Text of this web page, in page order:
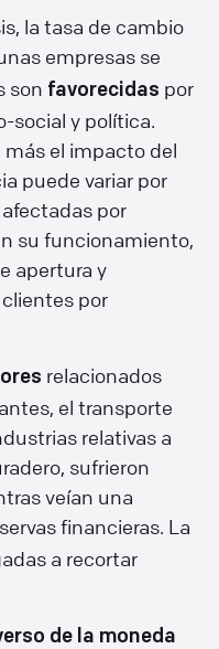
la tasa de cambio
empresas se
son favorecidas por
social y política.
más el impacto del
puede variar por
por
su funcionamiento,
apertura y
por
relacionados
el transporte
relativas a
sufrieron
veían una
financieras. La
a recortar
de la moneda